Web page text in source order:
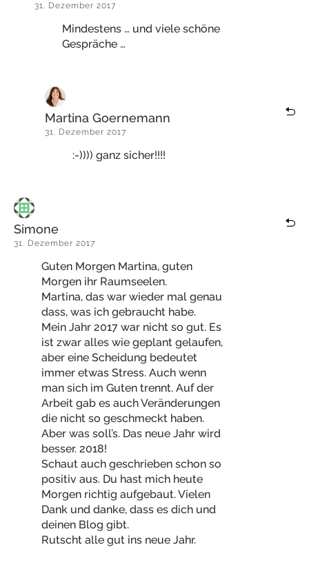
31. Dezember 2017
Mindestens … und viele schöne
Gespräche …
Martina Goernemann
31. Dezember 2017
:-)))) ganz sicher!!!!
Simone
31. Dezember 2017
Guten Morgen Martina, guten
Morgen ihr Raumseelen.
Martina, das war wieder mal genau
dass, was ich gebraucht habe.
Mein Jahr 2017 war nicht so gut. Es
ist zwar alles wie geplant gelaufen,
aber eine Scheidung bedeutet
immer etwas Stress. Auch wenn
man sich im Guten trennt. Auf der
Arbeit gab es auch Veränderungen
die nicht so geschmeckt haben.
Aber was soll’s. Das neue Jahr wird
besser. 2018!
Schaut auch geschrieben schon so
positiv aus. Du hast mich heute
Morgen richtig aufgebaut. Vielen
Dank und danke, dass es dich und
deinen Blog gibt.
Rutscht alle gut ins neue Jahr.